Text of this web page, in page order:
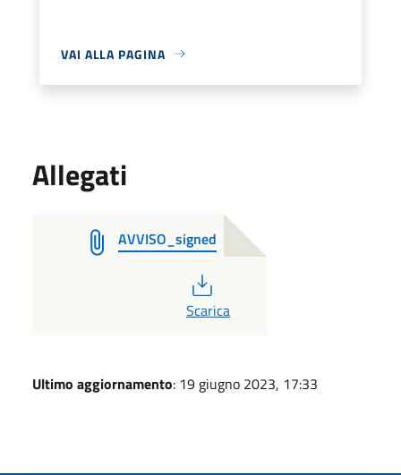
VAI ALLA PAGINA
Allegati
AVVISO_signed
PDF
Scarica
Ultimo aggiornamento: 19 giugno 2023, 17:33